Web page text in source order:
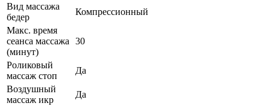
Вид массажа
бедер
Компрессионный
Макс. время
сеанса массажа
(минут)
30
Роликовый
массаж стоп
Да
Воздушный
массаж икр
Да